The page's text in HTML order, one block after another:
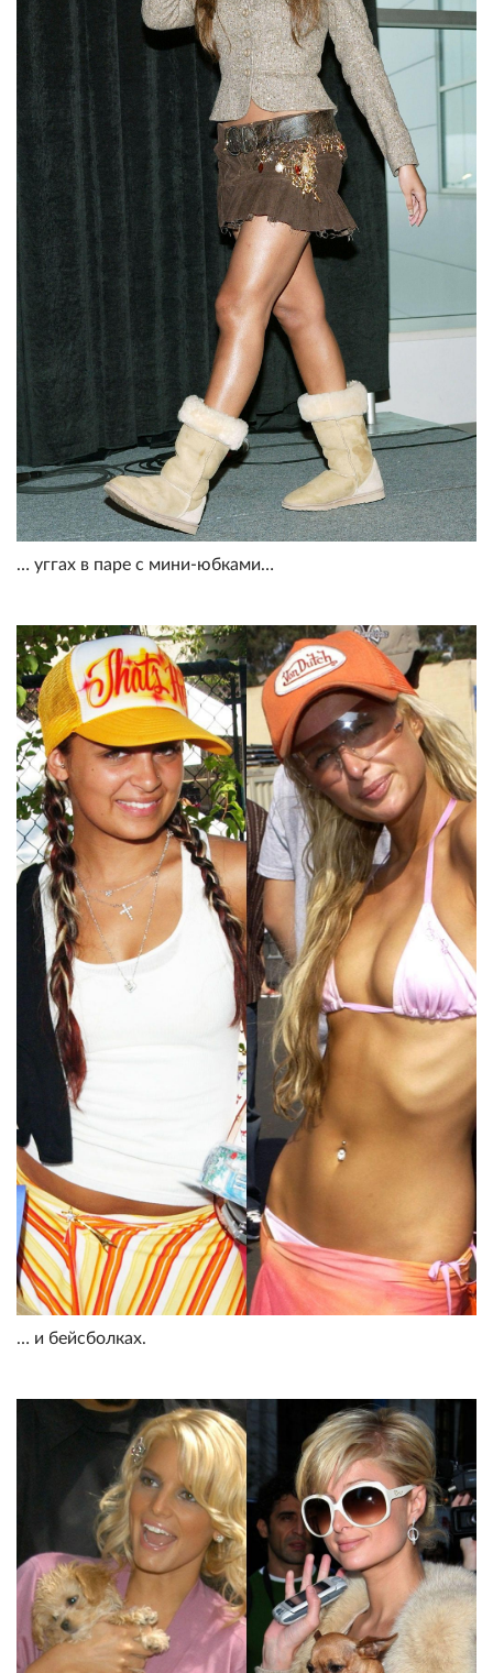
… уггах в паре с мини-юбками…
… и бейсболках.